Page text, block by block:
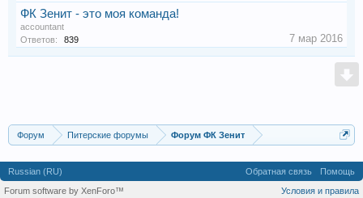
ФК Зенит - это моя команда!
accountant
Ответов:
839 7 мар 2016
Форум Питерские форумы Форум ФК Зенит
Russian (RU) Обратная связь
Помощь
Условия и правила
Forum software by XenForo™